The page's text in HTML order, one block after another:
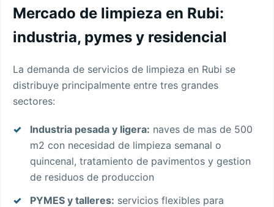
Mercado de limpieza en Rubi:
industria, pymes y residencial
La demanda de servicios de limpieza en Rubi se
distribuye principalmente entre tres grandes
sectores:
Industria pesada y ligera: naves de mas de 500
m2 con necesidad de limpieza semanal o
quincenal, tratamiento de pavimentos y gestion
de residuos de produccion
PYMES y talleres: servicios flexibles para